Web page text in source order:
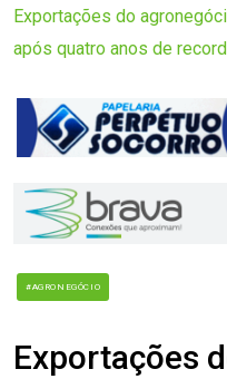
Exportações do
após quatro anos de
#AGRONEGÓCIO
Exportações